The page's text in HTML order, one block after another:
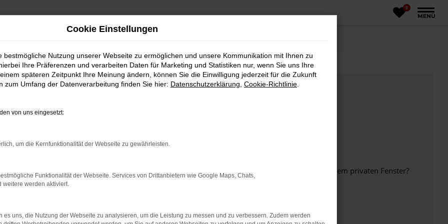
0
MENÜ
bestimmter Seiten verhindern. Funktioniert die Seite in einem anderen Browser oder in einem privaten Fenster?
beheben.
auf dem neuesten Stand sind.
kann auch dazu führen, dass bestimmte Funktionen nicht mehr unterstützt werden.
Cookie Einstellungen
bestmögliche Nutzung unserer Webseite zu ermöglichen und unsere Kommunikation mit Ihnen zu
Ihre Präferenzen und verarbeiten Daten für Marketing und Statistiken nur, wenn Sie uns Ihre
späteren Zeitpunkt Ihre Meinung ändern, können Sie die Einwilligung jederzeit für die Zukunft
zum Umfang der Datenverarbeitung finden Sie hier: Datenschutzerklärung Cookie-Richtlinie
von uns eingesetzt:
um die Kernfunktionalität der Webseite zu gewährleisten.
Funktionalität der Webseite. Services von Drittanbietern wie Google Maps, Chats,
weitere werden aktiviert.
es uns, die Nutzung der Webseite zu analysieren, um die Leistung zu messen und zu verbessern. Zudem werden